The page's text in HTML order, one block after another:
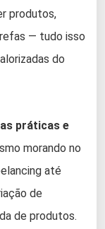
produtos,
— tudo isso
do
práticas e
morando no
até
de
de produtos.